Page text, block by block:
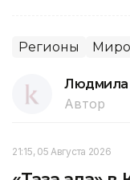
Регионы
Людмила
Автор
21:15, 05 Августа 2026